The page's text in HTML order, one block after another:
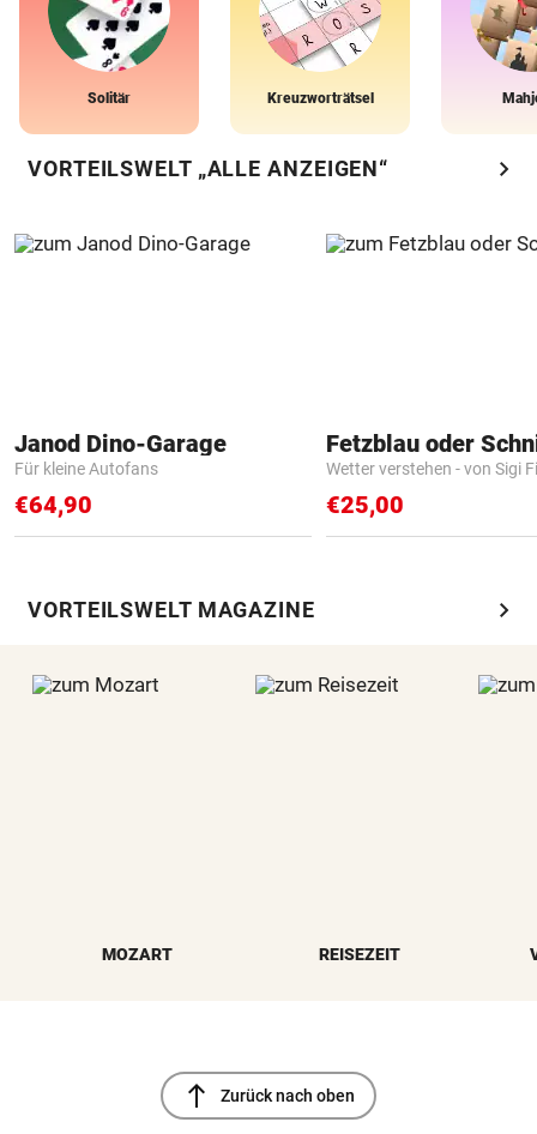
Solitär Kreuzworträtsel
VORTEILSWELT „ALLE ANZEIGEN“ chevron_right
Janod Dino-Garage
Für kleine Autofans
€64,90
Fetzblau oder
Wetter verstehen - von Sigi
€25,00
VORTEILSWELT MAGAZINE chevron_right
MOZART REISEZEIT
north Zurück nach oben